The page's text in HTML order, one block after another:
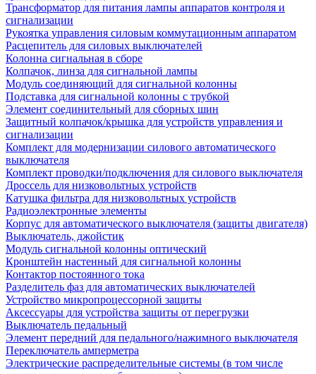
Трансформатор для питания лампы аппаратов контроля и
сигнализации
Рукоятка управления силовым коммутационным аппаратом
Расцепитель для силовых выключателей
Колонна сигнальная в сборе
Колпачок, линза для сигнальной лампы
Модуль соединяющий для сигнальной колонны
Подставка для сигнальной колонны с трубкой
Элемент соединительный для сборных шин
Защитный колпачок/крышка для устройств управления и
сигнализации
Комплект для модернизации силового автоматического
выключателя
Комплект проводки/подключения для силового выключателя
Дроссель для низковольтных устройств
Катушка фильтра для низковольтных устройств
Радиоэлектронные элементы
Корпус для автоматического выключателя (защиты двигателя)
Выключатель, джойстик
Модуль сигнальной колонны оптический
Кронштейн настенный для сигнальной колонны
Контактор постоянного тока
Разделитель фаз для автоматических выключателей
Устройство микропроцессорной защиты
Аксессуары для устройства защиты от перегрузки
Выключатель педальный
Элемент передний для педального/нажимного выключателя
Переключатель амперметра
Электрические распределительные системы (в том числе